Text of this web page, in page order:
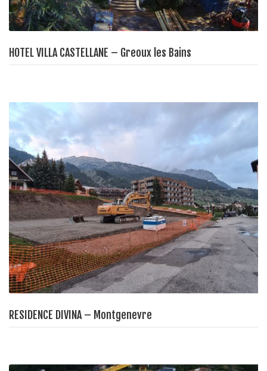
HOTEL VILLA CASTELLANE – Greoux les Bains
RESIDENCE DIVINA – Montgenevre